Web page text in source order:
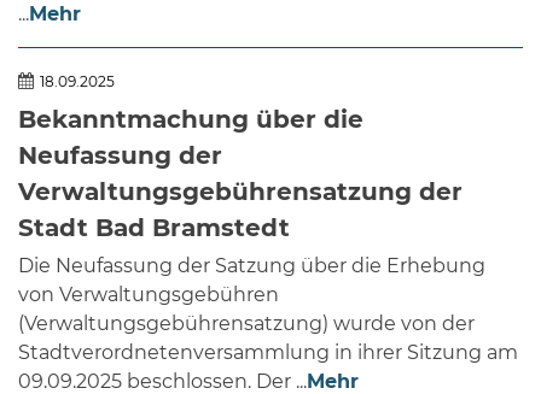
...Mehr
18.09.2025
Bekanntmachung über die
Neufassung der
Verwaltungsgebührensatzung der
Stadt Bad Bramstedt
Die Neufassung der Satzung über die Erhebung
von Verwaltungsgebühren
(Verwaltungsgebührensatzung) wurde von der
Stadtverordnetenversammlung in ihrer Sitzung am
09.09.2025 beschlossen. Der ...Mehr